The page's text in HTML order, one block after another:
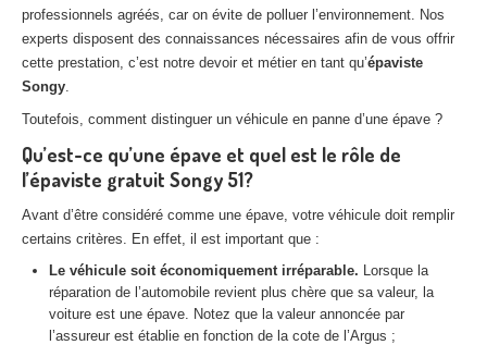
Centreagréé VHU Paris 75 : casse auto avec destruction
Centre
agréé VHU 77 : casse auto avec destruction
Centreagréé VHU 92 : casse auto avec destruction
Centreagréé VHU 93 : casse auto avec destruction
Centreagréé VHU 94 : casse auto avec destruction
Centreagréé VHU 95 : casse auto avec destruction
professionnels agréés, car on évite de polluer l’environnement. Nos
experts disposent des connaissances nécessaires afin de vous offrir
cette prestation, c’est notre devoir et métier en tant qu’épaviste
Songy.
Toutefois, comment distinguer un véhicule en panne d’une épave ?
Qu’est-ce qu’une épave et quel est le rôle de
l’épaviste gratuit Songy 51?
Avant d’être considéré comme une épave, votre véhicule doit remplir
certains critères. En effet, il est important que :
Le véhicule soit économiquement irréparable. Lorsque la
réparation de l’automobile revient plus chère que sa valeur, la
voiture est une épave. Notez que la valeur annoncée par
l’assureur est établie en fonction de la cote de l’Argus ;